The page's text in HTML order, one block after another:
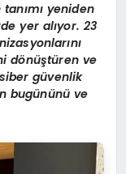
yeniden
yer alıyor. 23
ını
dönüştüren ve
güvenlik
bugününü ve